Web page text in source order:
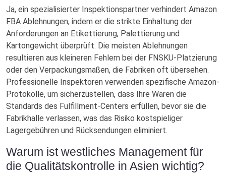
Ja, ein spezialisierter Inspektionspartner verhindert Amazon
FBA Ablehnungen, indem er die strikte Einhaltung der
Anforderungen an Etikettierung, Palettierung und
Kartongewicht überprüft. Die meisten Ablehnungen
resultieren aus kleineren Fehlern bei der FNSKU-Platzierung
oder den Verpackungsmaßen, die Fabriken oft übersehen.
Professionelle Inspektoren verwenden spezifische Amazon-
Protokolle, um sicherzustellen, dass Ihre Waren die
Standards des Fulfillment-Centers erfüllen, bevor sie die
Fabrikhalle verlassen, was das Risiko kostspieliger
Lagergebühren und Rücksendungen eliminiert.
Warum ist westliches Management für
die Qualitätskontrolle in Asien wichtig?